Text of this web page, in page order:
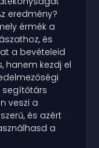
eredmény?
érmék a
és
a bevételeid
hanem kezdj el
segítőtárs
veszi a
és azért
a